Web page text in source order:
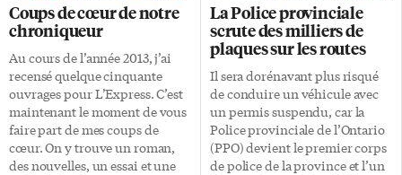
Coups de cœur de notre
chroniqueur
Au cours de l’année 2013, j’ai
recensé quelque cinquante
ouvrages pour L’Express. C’est
maintenant le moment de vous
faire part de mes coups de
cœur. On y trouve un roman,
des nouvelles, un essai et une
La Police provinciale
scrute des milliers de
plaques sur les routes
Il sera dorénavant plus risqué
de conduire un véhicule avec
un permis suspendu, car la
Police provinciale de l’Ontario
(PPO) devient le premier corps
de police de la province et l’un